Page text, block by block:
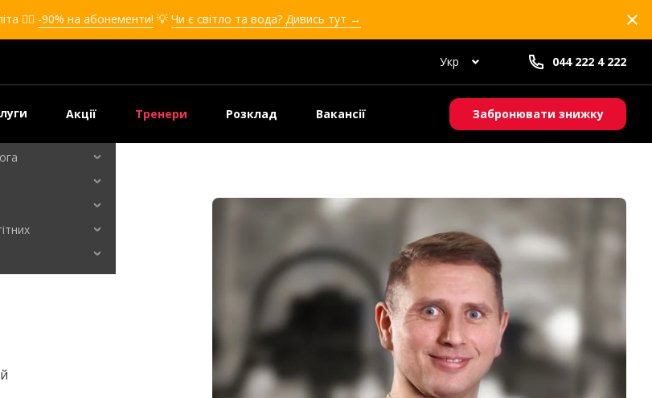
❤️‍🔥 -90% на абонементи! 💡 Чи є світло та вода? Дивись тут →
Укр 044 222 4 222
дівчат
дітей
для дівчат
дітей
Акції Тренери Розклад Вакансії Забронювати знижку